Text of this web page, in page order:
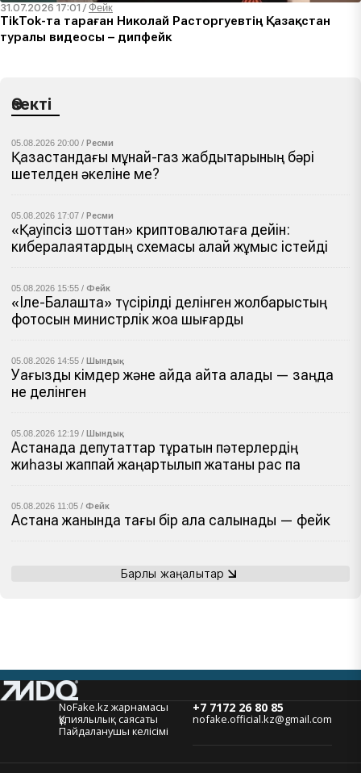
31.07.2026 17:01 /Фейк
TikTok-та тараған Николай Расторгуевтің Қазақстан
туралы видеосы – дипфейк
Өзекті
05.08.2026 20:00 / Ресми
Қазақстандағы мұнай-газ жабдықтарының бәрі
шетелден әкеліне ме?
05.08.2026 17:07 / Ресми
«Қауіпсіз шоттан» криптовалютаға дейін:
кибералаяқтардың схемасы қалай жұмыс істейді
05.08.2026 15:55 / Фейк
«Іле-Балқашта» түсірілді делінген жолбарыстың
фотосын министрлік жоққа шығарды
05.08.2026 14:55 / Шындық
Уағызды кімдер және қайда айта алады — заңда
не делінген
05.08.2026 12:19 / Шындық
Астанада депутаттар тұратын пәтерлердің
жиһазы жаппай жаңартылып жатқаны рас па
05.08.2026 11:05 / Фейк
Астана жанында тағы бір қала салынады — фейк
Барлық жаңалықтар
+7 7172 26 80 85
nofake.official.kz@gmail.com
NoFake.kz жарнамасы
Құпиялылық саясаты
Пайдаланушы келісімі